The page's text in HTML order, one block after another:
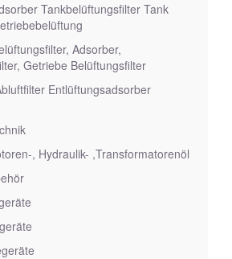
Tankbelüftungsfilter Tank
Adsorber,
Getriebe Belüftungsfilter
Entlüftungsadsorber
, Hydraulik- ,Transformatorenöl